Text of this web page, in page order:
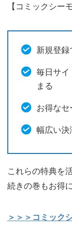
【コミックシー
新規登
毎日サイ
まる
お得なセ
幅広い決
これらの特典を
続きの巻もお得
＞＞＞コミック